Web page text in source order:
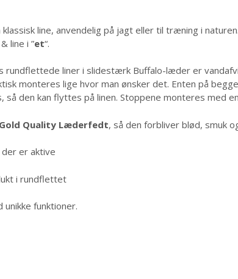
line, anvendelig på jagt eller til træning i
line i ”et“.
rundflettede liner i slidestærk Buffalo-læder er
monteres lige hvor man ønsker det. Enten på
så den kan flyttes på linen. Stoppene monteres med
Gold Quality Læderfedt, så den forbliver blød, smuk
er aktive
i rundflettet
funktioner.